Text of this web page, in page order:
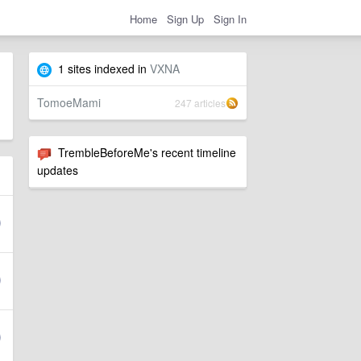
Home Sign Up Sign In
1 sites indexed in VXNA
TomoeMami 247 articles
TrembleBeforeMe's recent timeline
updates